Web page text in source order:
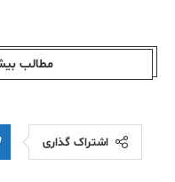
مطالب
اشتراک گذاری